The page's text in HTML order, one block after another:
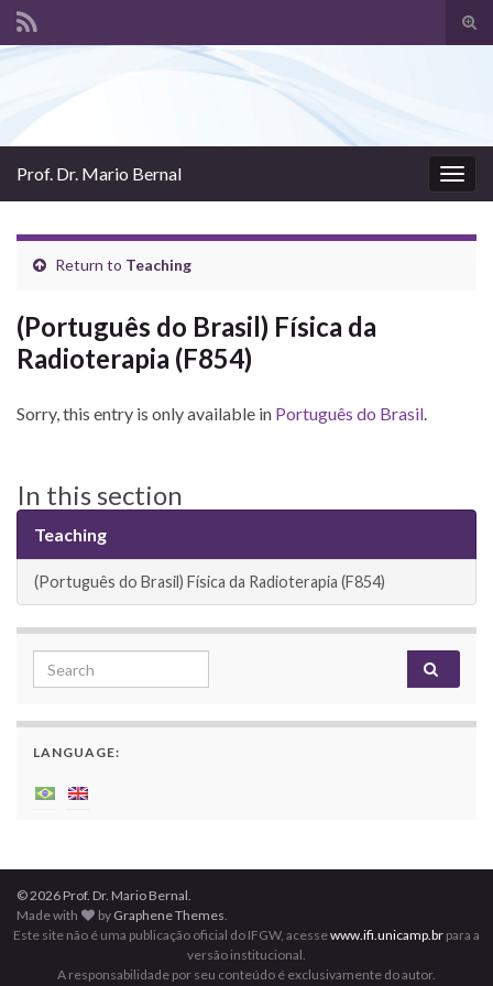
Prof. Dr. Mario Bernal
Return to Teaching
(Português do Brasil) Física da
Radioterapia (F854)
Sorry, this entry is only available in Português do Brasil.
In this section
Teaching
(Português do Brasil) Física da Radioterapia (F854)
Search for:
LANGUAGE:
© 2026 Prof. Dr. Mario Bernal.
Made with
by Graphene Themes.
Este site não é uma publicação oficial do IFGW, acessewww.ifi.unicamp.br para a
versão institucional.
A responsabilidade por seu conteúdo é exclusivamente do autor.